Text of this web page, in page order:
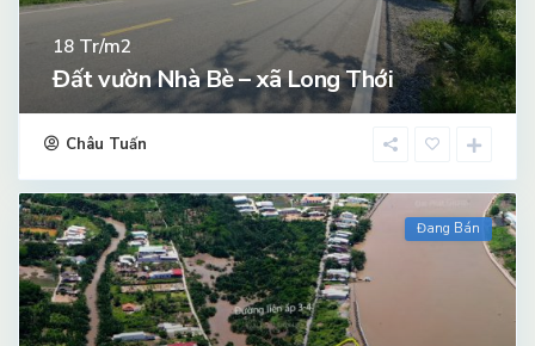
18 Tr/m2
Đất vườn Nhà Bè – xã Long Thới
Châu Tuấn
Đang Bán